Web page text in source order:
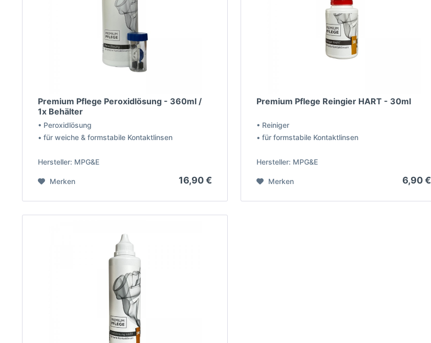
Premium Pflege Peroxidlösung - 360ml /
1x Behälter
• Peroxidlösung
• für weiche & formstabile Kontaktlinsen
Hersteller: MPG&E
16,90 €
Merken
Premium Pflege Reingier HART - 30ml
• Reiniger
• für formstabile Kontaktlinsen
Hersteller: MPG&E
6,90 €
Merken